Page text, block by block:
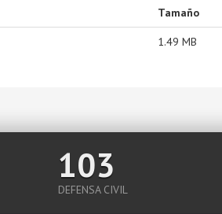
Tamaño
1.49 MB
103
DEFENSA CIVIL